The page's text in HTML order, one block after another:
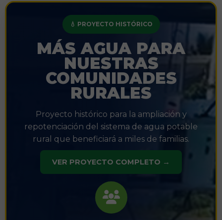
💧 PROYECTO HISTÓRICO
MÁS AGUA PARA
NUESTRAS
COMUNIDADES
RURALES
Proyecto histórico para la ampliación y
repotenciación del sistema de agua potable
rural que beneficiará a miles de familias.
VER PROYECTO COMPLETO →